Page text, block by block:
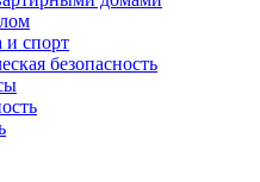
и спорт
безопасность